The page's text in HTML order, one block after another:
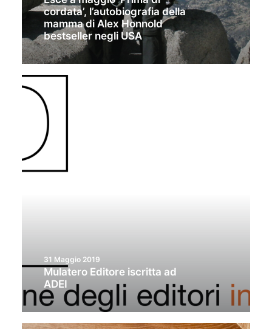
cordata’, l’autobiografia della
mamma di Alex Honnold
bestseller negli USA
31 Maggio 2019
Mulatero Editore iscritta ad
ADEI